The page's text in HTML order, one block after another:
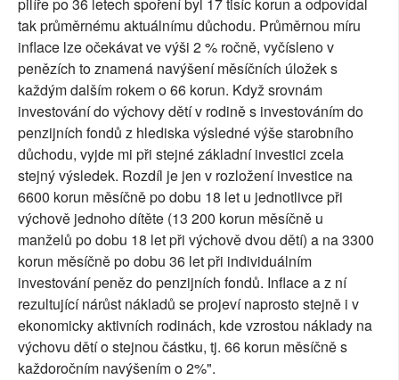
pilíře po 36 letech spoření byl 17 tisíc korun a odpovídal
tak průměrnému aktuálnímu důchodu. Průměrnou míru
inflace lze očekávat ve výši 2 % ročně, vyčísleno v
penězích to znamená navýšení měsíčních úložek s
každým dalším rokem o 66 korun. Když srovnám
investování do výchovy dětí v rodině s investováním do
penzijních fondů z hlediska výsledné výše starobního
důchodu, vyjde mi při stejné základní investici zcela
stejný výsledek. Rozdíl je jen v rozložení investice na
6600 korun měsíčně po dobu 18 let u jednotlivce při
výchově jednoho dítěte (13 200 korun měsíčně u
manželů po dobu 18 let při výchově dvou dětí) a na 3300
korun měsíčně po dobu 36 let při individuálním
investování peněz do penzijních fondů. Inflace a z ní
rezultující nárůst nákladů se projeví naprosto stejně i v
ekonomicky aktivních rodinách, kde vzrostou náklady na
výchovu dětí o stejnou částku, tj. 66 korun měsíčně s
každoročním navýšením o 2%".